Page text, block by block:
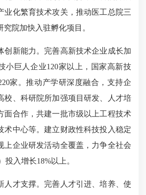
业化繁育技术攻关，推动医工总院三
院加快入驻孵化项目。
新能力。完善高新技术企业成长加
小巨人企业120家以上，国家高新技
家。推动产学研深度融合，支持企
校、科研院所加强项目研发、人才培
面合作，共建一批市级以上工程技术
术中心等。建立财政性科技投入稳定
上企业研发活动全覆盖，力争全社会
入增长18%以上。
才支撑。完善人才引进、培养、使